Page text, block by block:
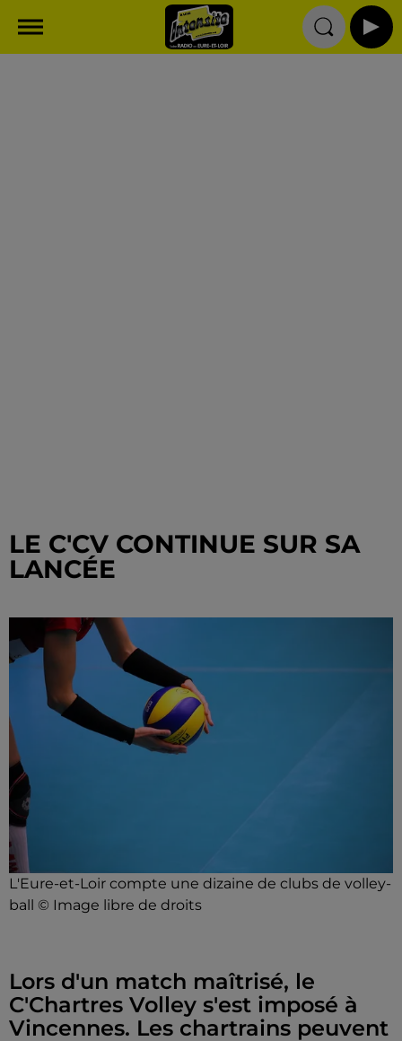
LE C'CV CONTINUE SUR SA
LANCÉE
L'Eure-et-Loir compte une dizaine de clubs de volley-
ball © Image libre de droits
Lors d'un match maîtrisé, le
C'Chartres Volley s'est imposé à
Vincennes. Les chartrains peuvent